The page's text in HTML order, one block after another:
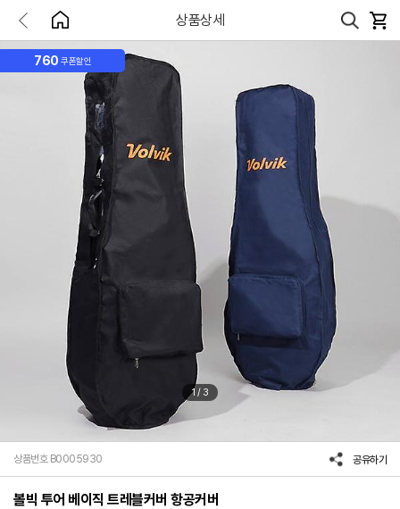
상품상세
760 쿠폰할인
1 / 3
상품번호 B0005930 공유하기
볼빅 투어 베이직 트레블커버 항공커버